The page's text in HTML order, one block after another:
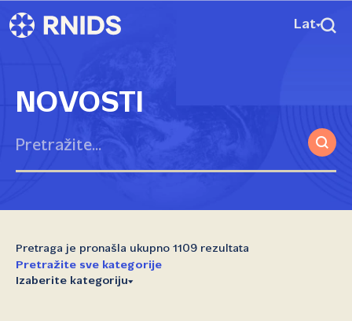
Lat
NOVOSTI
Pretraga je pronašla ukupno 1109 rezultata
Pretražite sve kategorije
Izaberite kategoriju